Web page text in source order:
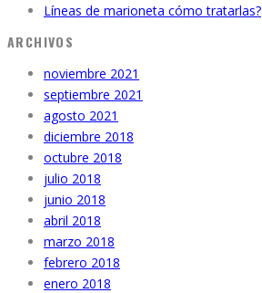
Líneas de marioneta cómo tratarlas?
ARCHIVOS
noviembre 2021
septiembre 2021
agosto 2021
diciembre 2018
octubre 2018
julio 2018
junio 2018
abril 2018
marzo 2018
febrero 2018
enero 2018